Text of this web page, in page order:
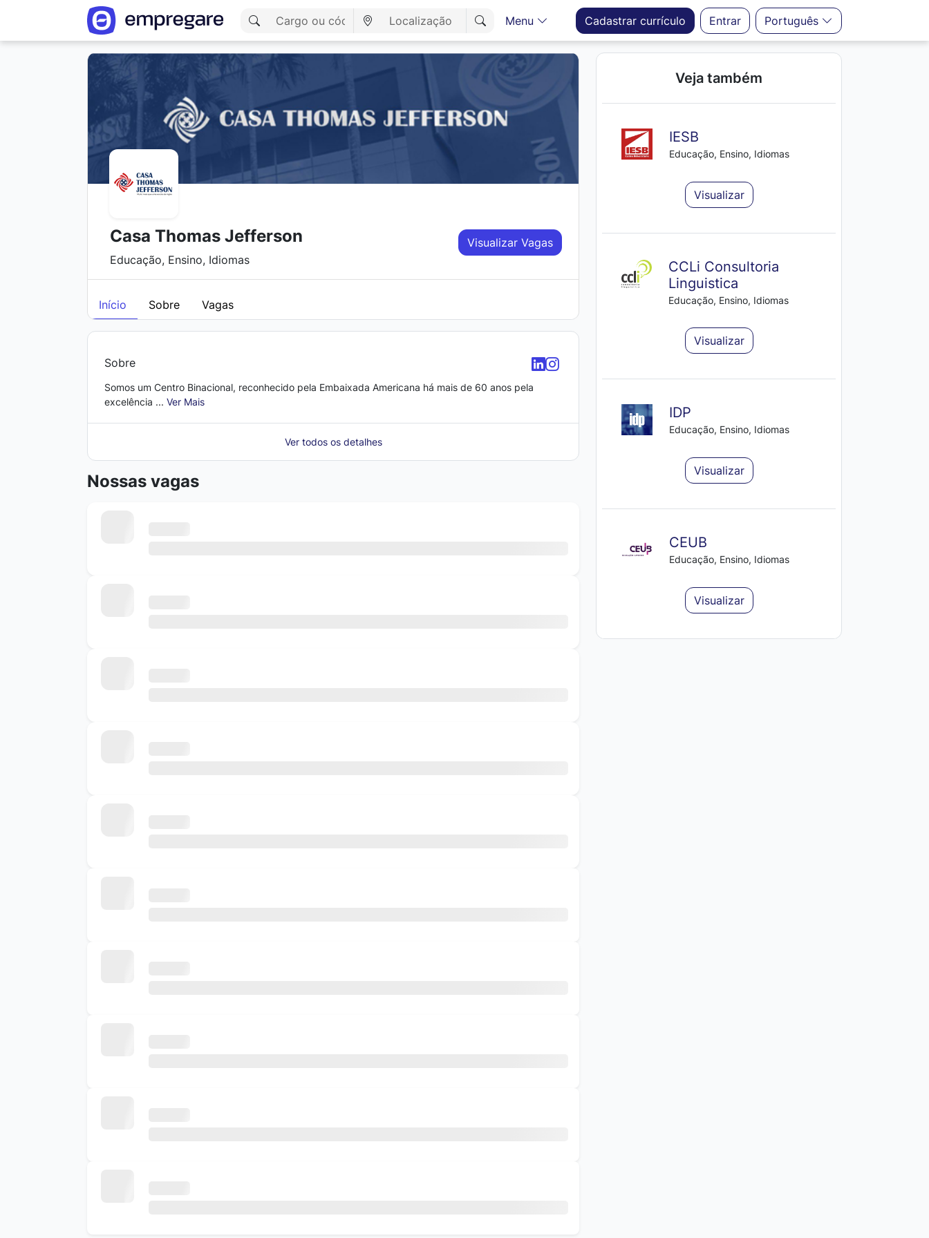
Menu Cadastrar currículo Entrar Português
Casa Thomas Jefferson
Educação, Ensino, Idiomas
Visualizar Vagas
Início Sobre Vagas
Sobre
Somos um Centro Binacional, reconhecido pela Embaixada Americana há mais de 60 anos pela
excelência ... Ver Mais
Ver todos os detalhes
Nossas vagas
Veja também
IESB
Educação, Ensino, Idiomas
Visualizar
CCLi Consultoria
Linguistica
Educação, Ensino, Idiomas
Visualizar
IDP
Educação, Ensino, Idiomas
Visualizar
CEUB
Educação, Ensino, Idiomas
Visualizar